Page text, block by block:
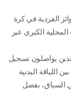
الدوري الإسباني
الدوري الإيطالي
الفردية في كرة
الكبرى عبر
يواصلون تسجيل
اللياقة البدنية
السباق، بفضل